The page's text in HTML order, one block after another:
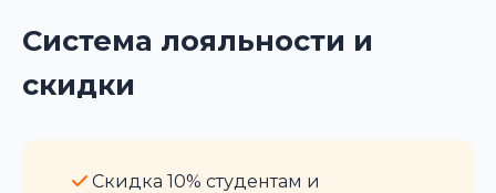
Система лояльности и
скидки
Скидка 10% студентам и